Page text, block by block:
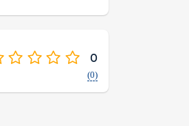
0
(0)